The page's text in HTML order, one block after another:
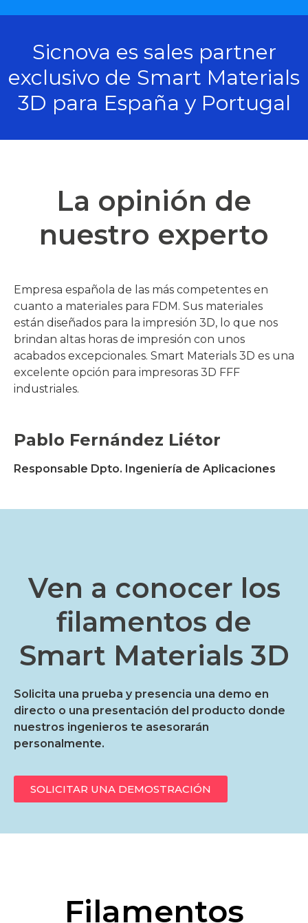
Sicnova es sales partner
exclusivo de Smart Materials
3D para España y Portugal
La opinión de
nuestro experto
Empresa española de las más competentes en
cuanto a materiales para FDM. Sus materiales
están diseñados para la impresión 3D, lo que nos
brindan altas horas de impresión con unos
acabados excepcionales. Smart Materials 3D es una
excelente opción para impresoras 3D FFF
industriales.
Pablo Fernández Liétor
Responsable Dpto. Ingeniería de Aplicaciones
Ven a conocer los
filamentos de
Smart Materials 3D
Solicita una prueba y presencia una demo en
directo o una presentación del producto donde
nuestros ingenieros te asesorarán
personalmente.
SOLICITAR UNA DEMOSTRACIÓN
Filamentos